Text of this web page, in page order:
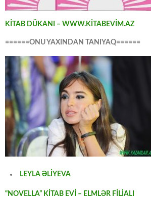
KİTAB DÜKANI – WWW.KİTABEVİM.AZ
======ONU YAXINDAN TANIYAQ======
LEYLA ƏLİYEVA
“NOVELLA” KİTAB EVİ – ELMLƏR FİLİALI